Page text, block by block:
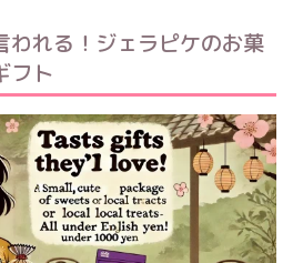
われる！ジェラピケのお菓
フト